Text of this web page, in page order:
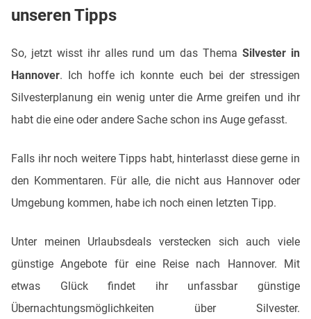
unseren Tipps
So, jetzt wisst ihr alles rund um das ThemaSilvester in
Hannover. Ich hoffe ich konnte euch bei der stressigen
Silvesterplanung ein wenig unter die Arme greifen und ihr
habt die eine oder andere Sache schon ins Auge gefasst.
Falls ihr noch weitere Tipps habt, hinterlasst diese gerne in
den Kommentaren. Für alle, die nicht aus Hannover oder
Umgebung kommen, habe ich noch einen letzten Tipp.
Unter meinen Urlaubsdeals verstecken sich auch viele
günstige Angebote für eine Reise nach Hannover. Mit
etwas Glück findet ihr unfassbar günstige
Übernachtungsmöglichkeiten über Silvester.